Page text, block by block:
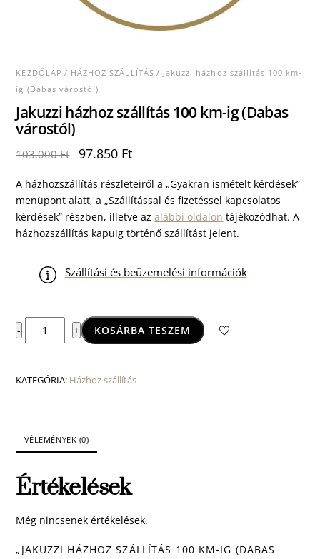
KEZDŐLAP / HÁZHOZ SZÁLLÍTÁS/ Jakuzzi házhoz szállítás 100 km-
ig (Dabas várostól)
Jakuzzi házhoz szállítás 100 km-ig (Dabas
várostól)
103.000Ft
Original
was:
103.000 Ft.
97.850 FtCurrent
is:
97.850 Ft.
A házhozszállítás részleteiről a „Gyakran ismételt kérdések”
menüpont alatt, a „Szállítással és fizetéssel kapcsolatos
kérdések” részben, illetve azalábbi oldalon tájékozódhat. A
házhozszállítás kapuig történő szállítást jelent.
Szállítási és beüzemelési információk
-
Jakuzzi
házhoz
100
várostól)
mennyiség
+ KOSÁRBA TESZEM
KATEGÓRIA: Házhoz szállítás
VÉLEMÉNYEK (0)
Értékelések
Még nincsenek értékelések.
„JAKUZZI HÁZHOZ SZÁLLÍTÁS 100 KM-IG (DABAS